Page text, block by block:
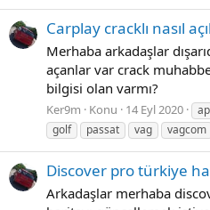
Carplay cracklı nasıl
Merhaba arkadaşlar
açanlar var crack
bilgisi olan varmı?
Ker9m Konu 14 Eyl 2020
golf
passat vag vagcom
Discover pro türkiye
Arkadaşlar merhaba